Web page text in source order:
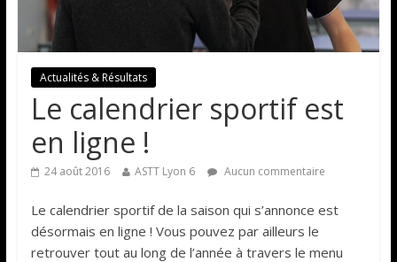
Actualités & Résultats
Le calendrier sportif est
en ligne !
24 août 2016 ASTT Lyon 6 Aucun commentaire
Le calendrier sportif de la saison qui s’annonce est
désormais en ligne ! Vous pouvez par ailleurs le
retrouver tout au long de l’année à travers le menu